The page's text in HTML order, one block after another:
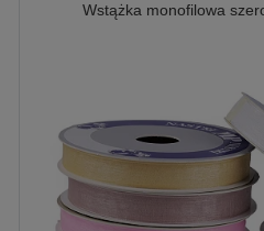
Wstążka monofilowa